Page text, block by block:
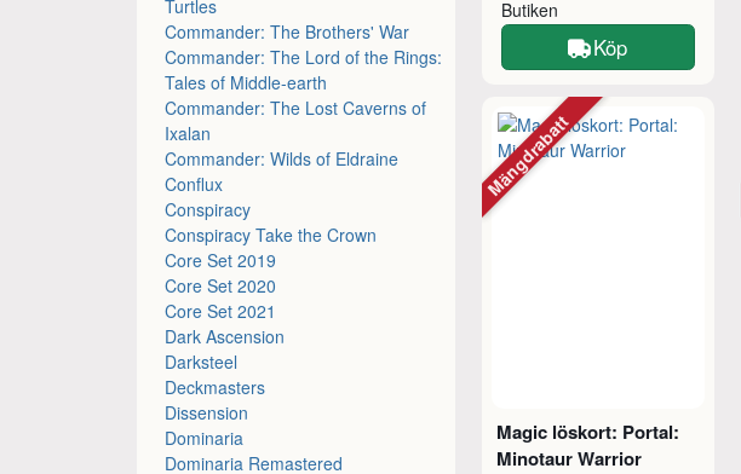
Turtles
Commander: The Brothers' War
Commander: The Lord of the Rings:
Tales of Middle-earth
Commander: The Lost Caverns of
Ixalan
Commander: Wilds of Eldraine
Conflux
Conspiracy
Conspiracy Take the Crown
Core Set 2019
Core Set 2020
Core Set 2021
Dark Ascension
Darksteel
Deckmasters
Dissension
Dominaria
Dominaria Remastered
Butiken
Köp
Magic löskort: Portal:
Minotaur Warrior
Mängdrabatt